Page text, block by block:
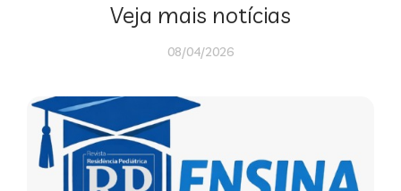
Veja mais notícias
08/04/2026